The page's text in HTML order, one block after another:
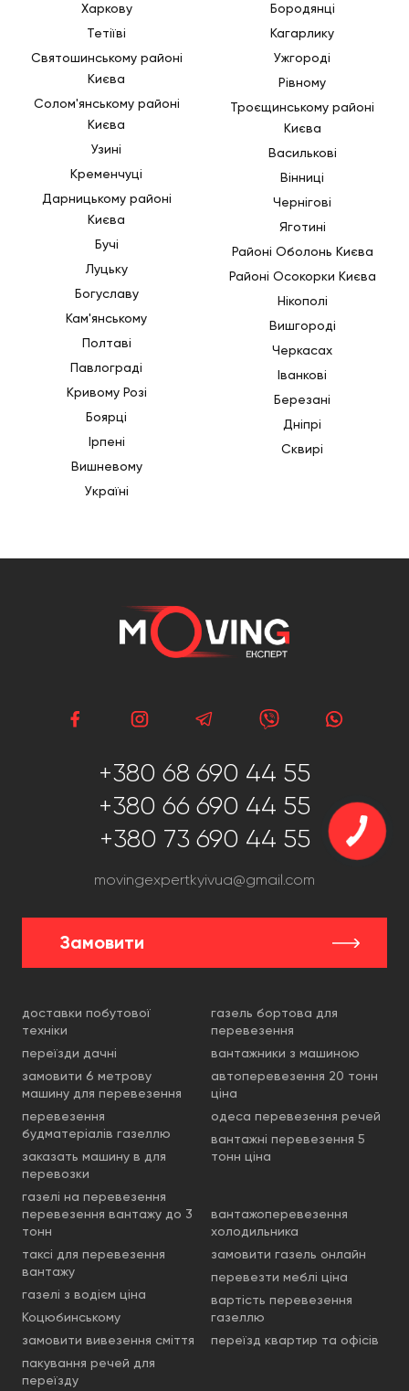
Харкову
Тетіїві
Святошинському районі
Києва
Солом'янському районі
Києва
Узині
Кременчуці
Дарницькому районі
Києва
Бучі
Луцьку
Богуславу
Кам'янському
Полтаві
Павлограді
Кривому Розі
Боярці
Ірпені
Вишневому
Україні
Бородянці
Кагарлику
Ужгороді
Рівному
Троєщинському районі
Києва
Василькові
Вінниці
Чернігові
Яготині
Районі Оболонь Києва
Районі Осокорки Києва
Нікополі
Вишгороді
Черкасах
Іванкові
Березані
Дніпрі
Сквирі
+380 68 690 44 55
+380 66 690 44 55
+380 73 690 44 55
movingexpertkyivua@gmail.com
Замовити
доставки побутової
техніки
переїзди дачні
замовити 6 метрову
машину для перевезення
перевезення
будматеріалів газеллю
заказать машину в для
перевозки
газелі на перевезення
газель бортова для
перевезення
вантажники з машиною
автоперевезення 20 тонн
ціна
одеса перевезення речей
вантажні перевезення 5
тонн ціна
перевезення вантажу до 3
тонн
таксі для перевезення
вантажу
газелі з водієм ціна
Коцюбинському
замовити вивезення сміття
пакування речей для
переїзду
вантажоперевезення
холодильника
замовити газель онлайн
перевезти меблі ціна
вартість перевезення
газеллю
переїзд квартир та офісів